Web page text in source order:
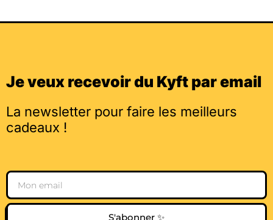
Je veux recevoir du Kyft par email
La newsletter pour faire les meilleurs
cadeaux !
Email
S'abonner ✨